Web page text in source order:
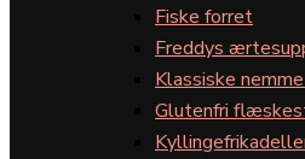
Fiske forret
Freddys
Klassiske
Glutenfri